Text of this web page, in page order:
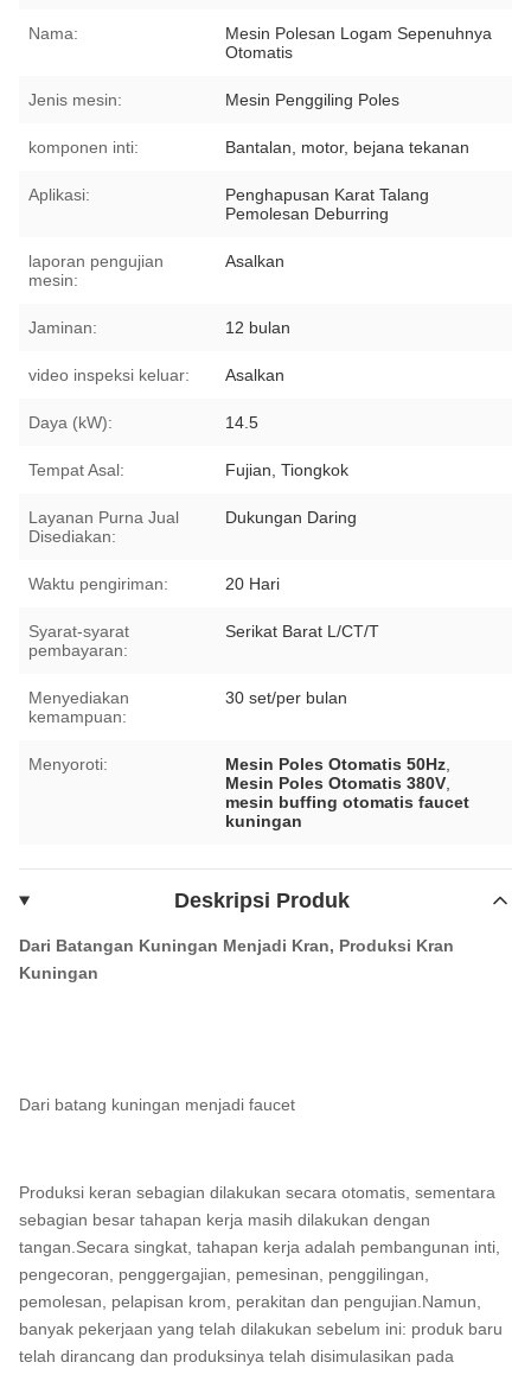
Nama:
Mesin Polesan Logam Sepenuhnya
Otomatis
Jenis mesin: Mesin Penggiling Poles
komponen inti: Bantalan, motor, bejana tekanan
Aplikasi:
Penghapusan Karat Talang
Pemolesan Deburring
laporan pengujian
mesin:
Asalkan
Jaminan: 12 bulan
video inspeksi keluar: Asalkan
Daya (kW): 14.5
Tempat Asal: Fujian, Tiongkok
Layanan Purna Jual
Disediakan:
Dukungan Daring
Waktu pengiriman: 20 Hari
Syarat-syarat
pembayaran:
Serikat Barat L/CT/T
Menyediakan
kemampuan:
30 set/per bulan
Menyoroti: Mesin Poles Otomatis 50Hz
Mesin Poles Otomatis 380V
mesin buffing otomatis faucet
kuningan
Deskripsi Produk
Dari Batangan Kuningan Menjadi Kran, Produksi Kran
Kuningan
Dari batang kuningan menjadi faucet
Produksi keran sebagian dilakukan secara otomatis, sementara
sebagian besar tahapan kerja masih dilakukan dengan
tangan.Secara singkat, tahapan kerja adalah pembangunan inti,
pengecoran, penggergajian, pemesinan, penggilingan,
pemolesan, pelapisan krom, perakitan dan pengujian.Namun,
banyak pekerjaan yang telah dilakukan sebelum ini: produk baru
telah dirancang dan produksinya telah disimulasikan pada